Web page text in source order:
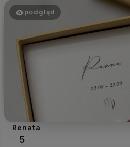
podgląd
Renata
5